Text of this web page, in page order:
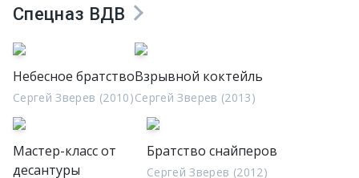
Спецназ ВДВ
Небесное братство
Сергей Зверев (2010)
Взрывной коктейль
Сергей Зверев (2013)
Мастер-класс от
десантуры
Братство снайперов
Сергей Зверев (2012)